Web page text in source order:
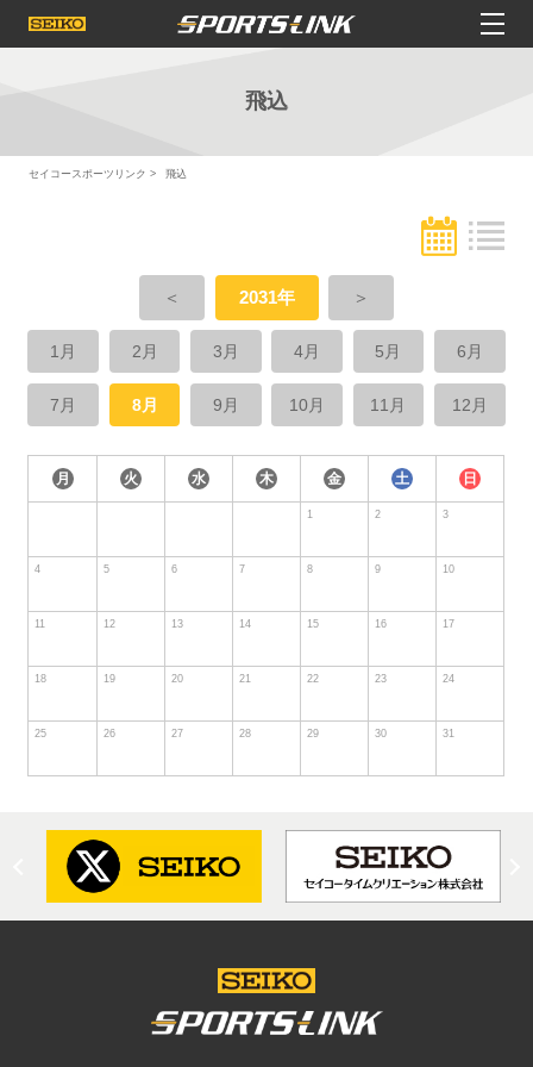
飛込
セイコースポーツリンク 飛込
＜ 2031年 ＞
1月 2月 3月 4月 5月 6月
7月 8月 9月 10月 11月 12月
月 火 水 木 金 土 日
1 2 3
4 5 6 7 8 9 10
11 12 13 14 15 16 17
18 19 20 21 22 23 24
25 26 27 28 29 30 31